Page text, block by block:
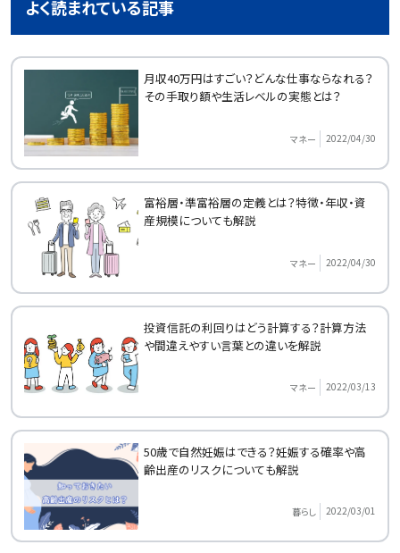
よく読まれている記事
月収40万円はすごい？どんな仕事ならなれる？
その手取り額や生活レベルの実態とは？
マネー 2022/04/30
富裕層・準富裕層の定義とは？特徴・年収・資
産規模についても解説
マネー 2022/04/30
投資信託の利回りはどう計算する？計算方法
や間違えやすい言葉との違いを解説
マネー 2022/03/13
50歳で自然妊娠はできる？妊娠する確率や高
齢出産のリスクについても解説
暮らし 2022/03/01